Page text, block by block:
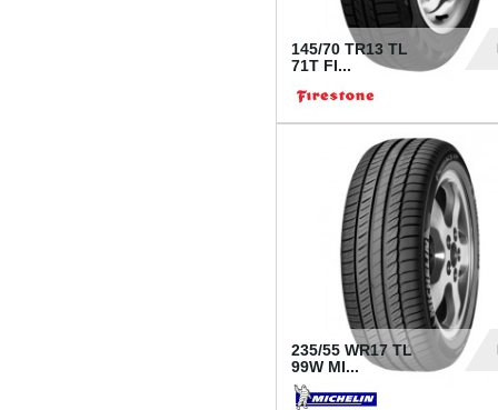
145/70 TR13 TL
71T FI...
235/55 WR17 TL
99W MI...